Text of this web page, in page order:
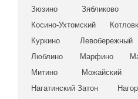
Зюзино
Зябликово
Косино-Ухтомский
Куркино
Левобережный
Люблино
Марфино
Митино
Можайский
Нагатинский Затон